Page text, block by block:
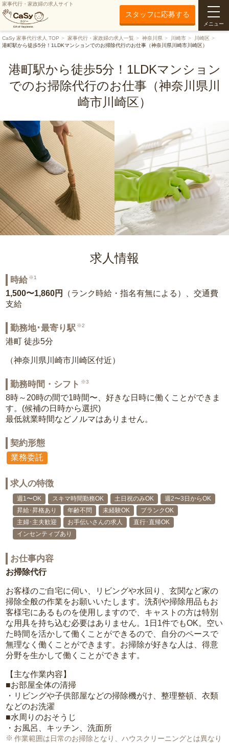
家事代行・家政婦の求人サイト
スタッフに応募する
メニュー
CaSy 家事代行求人 TOP 家事代行・家政婦の求人一覧 神奈川県 川崎市
川崎区
港町駅から徒歩5分！1LDKマンションでのお掃除代行のお仕事（神奈川県川崎市川崎区）
港町駅から徒歩5分！1LDKマンション
でのお掃除代行のお仕事（神奈川県川
崎市川崎区）
求人情報
時給 ※1
1,500〜1,860円
（ランク時給・指名有無による）、交通費
支給
勤務地･最寄り駅 ※2
港町 徒歩5分
（神奈川県川崎市川崎区付近）
勤務時間・シフト ※3
8時～20時の間で1時間〜、好きな日時に働くことができま
す。(候補の日時から選択)
最低就業時間などノルマはありません。
契約形態
業務委託
求人の特徴
週1〜OK スキマ時間勤務OK 土日祝のみOK
週2〜3日からOK
昇給･昇格あり
年齢不問 未経験OK
ブランクOK
主婦･主夫歓迎
お手伝いさんの求人
直行･直帰OK
インセンティブあり
お仕事内容
お掃除代行
お客様のご自宅に伺い、リビングや水回り、玄関など家の
掃除全般の作業をお願いいたします。洗剤や掃除用品もお
客様宅にあるものを使用しますので、キャストの方は特別
な用具を持ち込む必要はありません。1日1件でもOK。空い
た時間を活かして働くことができるので、自分のペースで
無理なく働くことができます。お掃除が好きな人は、得意
分野を生かして働くことができます。
【主な作業内容】
■お部屋全体の清掃
・リビングや子供部屋などの掃除機がけ、整理整頓、衣類
などのお洗濯
■水周りのおそうじ
・お風呂、キッチン、洗面所
作業範囲は日常のお掃除となり、ハウスクリーニングとは異なり